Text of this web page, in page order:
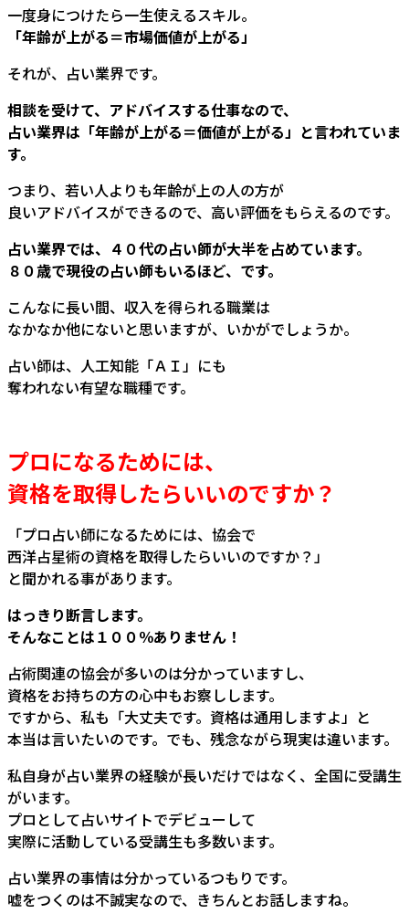
一度身につけたら一生使えるスキル。
「年齢が上がる＝市場価値が上がる」
それが、占い業界です。
相談を受けて、アドバイスする仕事なので、
占い業界は「年齢が上がる＝価値が上がる」と言われていま
す。
つまり、若い人よりも年齢が上の人の方が
良いアドバイスができるので、高い評価をもらえるのです。
占い業界では、４０代の占い師が大半を占めています。
８０歳で現役の占い師もいるほど、です。
こんなに長い間、収入を得られる職業は
なかなか他にないと思いますが、いかがでしょうか。
占い師は、人工知能「ＡＩ」にも
奪われない有望な職種です。
プロになるためには、
資格を取得したらいいのですか？
「プロ占い師になるためには、協会で
西洋占星術の資格を取得したらいいのですか？」
と聞かれる事があります。
はっきり断言します。
そんなことは１００％ありません！
占術関連の協会が多いのは分かっていますし、
資格をお持ちの方の心中もお察しします。
ですから、私も「大丈夫です。資格は通用しますよ」と
本当は言いたいのです。でも、残念ながら現実は違います。
私自身が占い業界の経験が長いだけではなく、全国に受講生
がいます。
プロとして占いサイトでデビューして
実際に活動している受講生も多数います。
占い業界の事情は分かっているつもりです。
嘘をつくのは不誠実なので、きちんとお話しますね。